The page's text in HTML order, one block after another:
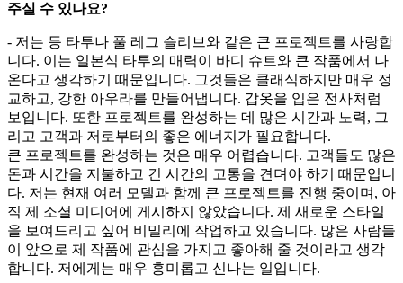
주실 수 있나요?
- 저는 등 타투나 풀 레그 슬리브와 같은 큰 프로젝트를 사랑합
니다. 이는 일본식 타투의 매력이 바디 슈트와 큰 작품에서 나
온다고 생각하기 때문입니다. 그것들은 클래식하지만 매우 정
교하고, 강한 아우라를 만들어냅니다. 갑옷을 입은 전사처럼
보입니다. 또한 프로젝트를 완성하는 데 많은 시간과 노력, 그
리고 고객과 저로부터의 좋은 에너지가 필요합니다.
큰 프로젝트를 완성하는 것은 매우 어렵습니다. 고객들도 많은
돈과 시간을 지불하고 긴 시간의 고통을 견뎌야 하기 때문입니
다. 저는 현재 여러 모델과 함께 큰 프로젝트를 진행 중이며, 아
직 제 소셜 미디어에 게시하지 않았습니다. 제 새로운 스타일
을 보여드리고 싶어 비밀리에 작업하고 있습니다. 많은 사람들
이 앞으로 제 작품에 관심을 가지고 좋아해 줄 것이라고 생각
합니다. 저에게는 매우 흥미롭고 신나는 일입니다.